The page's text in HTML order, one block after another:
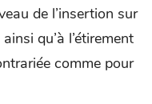
de l’insertion sur
qu’à l’étirement
comme pour